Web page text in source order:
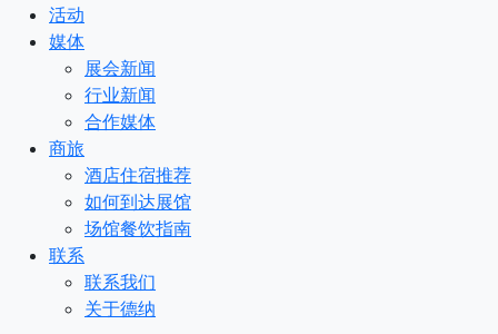
活动
媒体
展会新闻
行业新闻
合作媒体
商旅
酒店住宿推荐
如何到达展馆
场馆餐饮指南
联系
联系我们
关于德纳